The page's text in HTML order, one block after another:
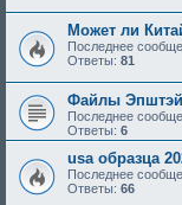
Может ли
Последнее
Ответы: 81
Файлы
Последнее
Ответы: 6
usa образца
Последнее
Ответы: 66